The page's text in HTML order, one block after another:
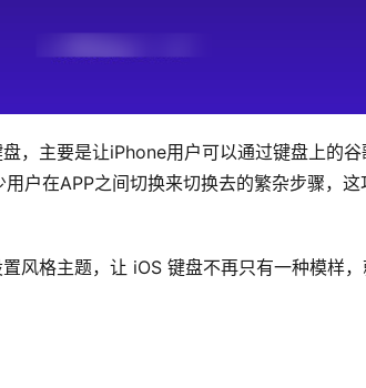
，主要是让iPhone用户可以通过键盘上的谷
户在APP之间切换来切换去的繁杂步骤，这
风格主题，让 iOS 键盘不再只有一种模样